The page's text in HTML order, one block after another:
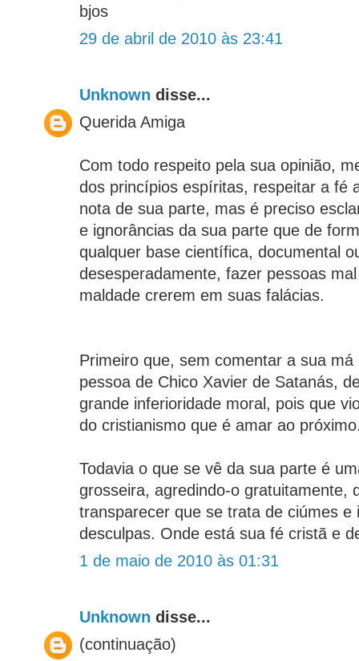
bjos
29 de abril de 2010 às 23:41
Unknown disse...
Querida Amiga
Com todo respeito pela sua opinião,
dos princípios espíritas, respeitar a fé
nota de sua parte, mas é preciso
e ignorâncias da sua parte que de
qualquer base científica, documental
desesperadamente, fazer pessoas
maldade crerem em suas falácias.
Primeiro que, sem comentar a sua
pessoa de Chico Xavier de Satanás,
grande inferioridade moral, pois que
do cristianismo que é amar ao
Todavia o que se vê da sua parte é
grosseira, agredindo-o gratuitamente,
transparecer que se trata de ciúmes e
desculpas. Onde está sua fé cristã e
1 de maio de 2010 às 01:31
Unknown disse...
(continuação)